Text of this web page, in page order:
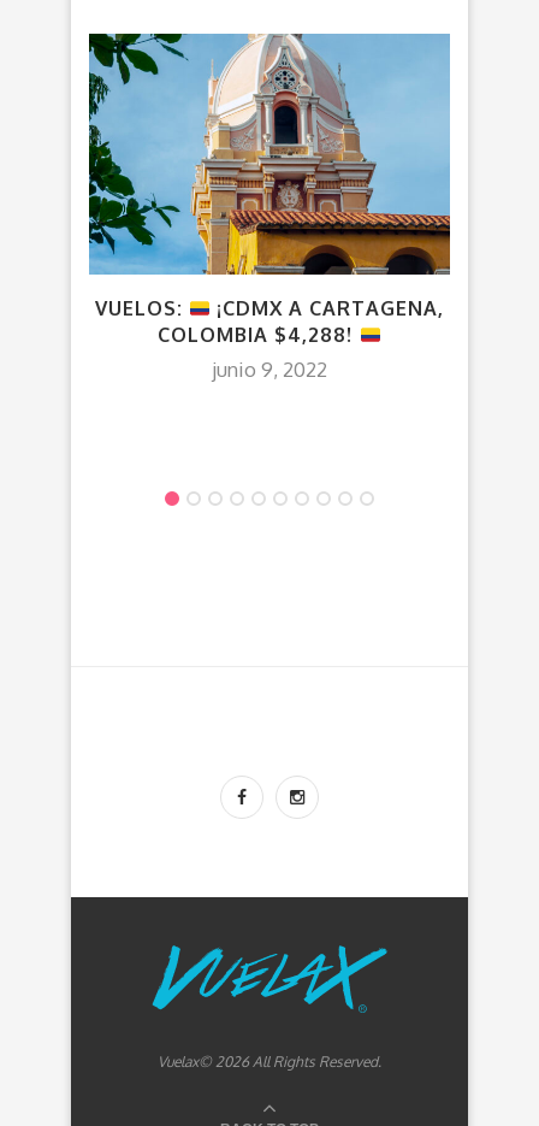
VUELOS:
¡CDMX A CARTAGENA,
COLOMBIA $4,288!
junio 9, 2022
Vuelax© 2026 All Rights Reserved.